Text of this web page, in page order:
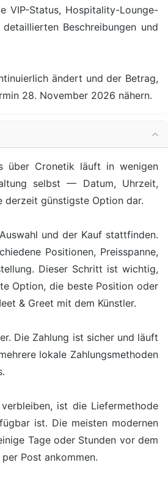
VIP-Status, Hospitality-Lounge-
Beschreibungen und
ändert und der Betrag,
28. November 2026 nähern.
über Cronetik läuft in wenigen
selbst — Datum, Uhrzeit,
derzeit günstigste Option dar.
und der Kauf stattfinden.
Positionen, Preisspanne,
Dieser Schritt ist wichtig,
Option, die beste Position oder
& Greet mit dem Künstler.
Die Zahlung ist sicher und läuft
lokale Zahlungsmethoden
ist die Liefermethode
ist. Die meisten modernen
Tage oder Stunden vor dem
Post ankommen.